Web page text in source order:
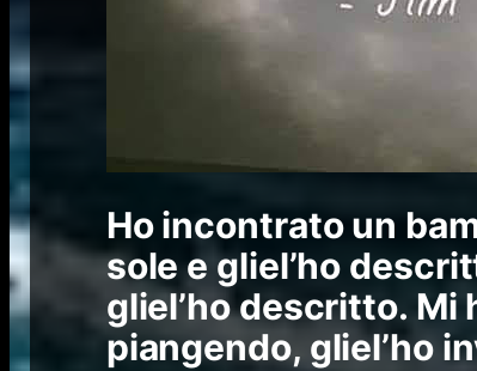
Ho incontrato un
sole e gliel’ho
gliel’ho descritto. Mi
piangendo, gliel’ho